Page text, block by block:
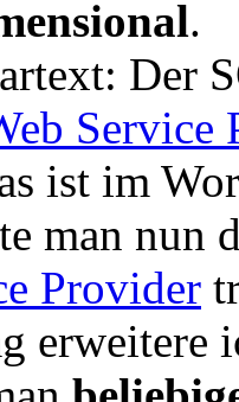
.
Der
Service
ist im
man nun
Provider
erweitere